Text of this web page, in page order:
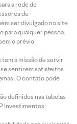
a rede de
de
ser divulgado no site
para qualquer pessoa,
o prévio
a missão de servir
sentirem satisfeitos
O contato pode
definidos nas tabelas
Investimentos: